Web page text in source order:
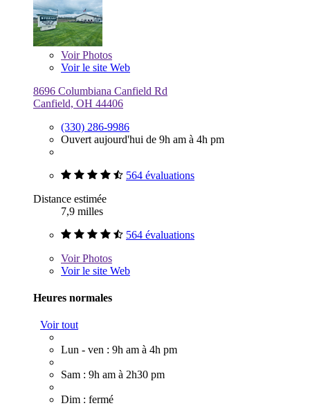
VoirPhotos
Voir le site Web
8696 Columbiana Canfield Rd
Canfield, OH 44406
(330) 286-9986
Ouvert aujourd'hui de 9h am à 4h pm
564 évaluations
Distance estimée
7,9 milles
564 évaluations
VoirPhotos
Voir le site Web
Heures normales
Voir tout
Lun - ven : 9h am à 4h pm
Sam : 9h am à 2h30 pm
Dim : fermé